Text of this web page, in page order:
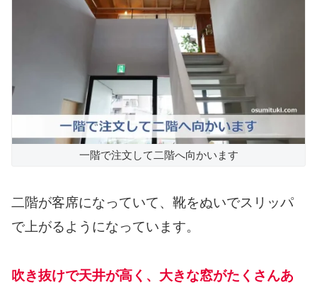
一階で注文して二階へ向かいます
二階が客席になっていて、靴をぬいでスリッパ
で上がるようになっています。
吹き抜けで天井が高く、大きな窓がたくさんあ